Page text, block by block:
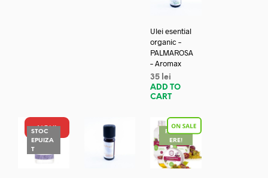
Ulei esential
organic –
PALMAROSA
– Aromax
35 lei
ADD TO
CART
NOU!
STOC
EPUIZA
T
REDUC
ERE!